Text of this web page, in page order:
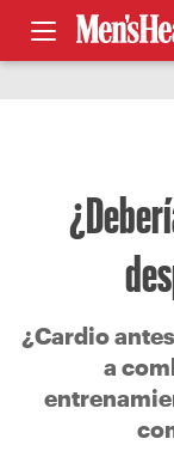
¿Cardio
a